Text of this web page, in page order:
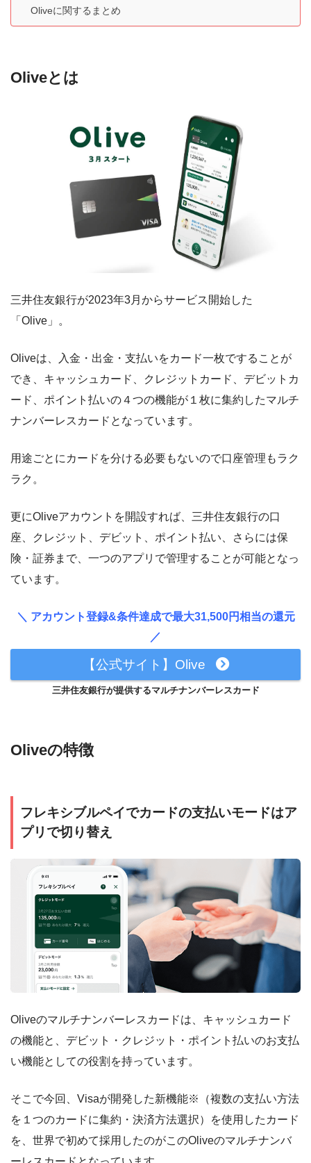
Oliveに関するまとめ
Oliveとは
三井住友銀行が2023年3月からサービス開始した
「Olive」。
Oliveは、入金・出金・支払いをカード一枚ですることが
でき、キャッシュカード、クレジットカード、デビットカ
ード、ポイント払いの４つの機能が１枚に集約したマルチ
ナンバーレスカードとなっています。
用途ごとにカードを分ける必要もないので口座管理もラク
ラク。
更にOliveアカウントを開設すれば、三井住友銀行の口
座、クレジット、デビット、ポイント払い、さらには保
険・証券まで、一つのアプリで管理することが可能となっ
ています。
＼ アカウント登録&条件達成で最大31,500円相当の還元
／
【公式サイト】Olive
三井住友銀行が提供するマルチナンバーレスカード
Oliveの特徴
フレキシブルペイでカードの支払いモードはア
プリで切り替え
Oliveのマルチナンバーレスカードは、キャッシュカード
の機能と、デビット・クレジット・ポイント払いのお支払
い機能としての役割を持っています。
そこで今回、Visaが開発した新機能※（複数の支払い方法
を１つのカードに集約・決済方法選択）を使用したカード
を、世界で初めて採用したのがこのOliveのマルチナンバ